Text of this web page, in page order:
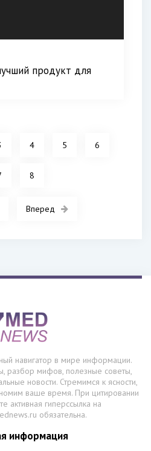
продукт для
4 5 6
8
Вперед
навигатор в мире информации.
разбор мифов, полезные советы,
новости. Стремимся к ясности,
ваше время. При цитировании
активная гиперссылка на
обязательна.
информация